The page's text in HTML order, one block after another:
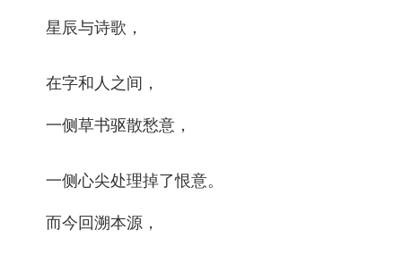
星辰与诗歌，
在字和人之间，
一侧草书驱散愁意，
一侧心尖处理掉了恨意。
而今回溯本源，